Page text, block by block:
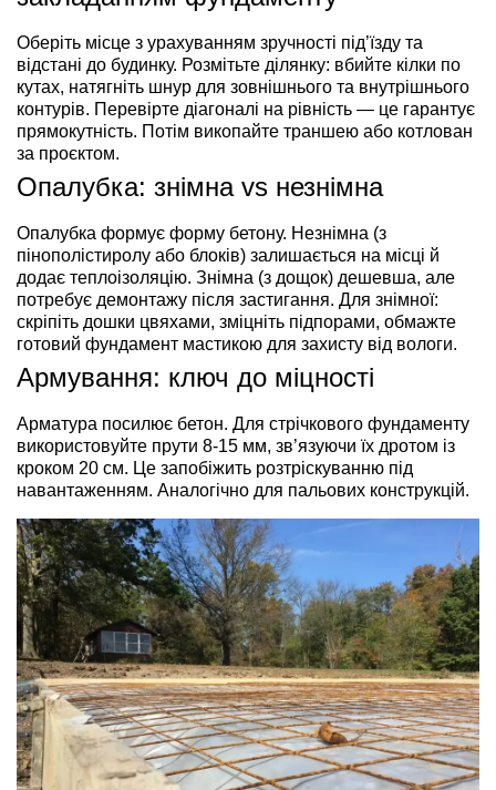
Оберіть місце з урахуванням зручності під’їзду та
відстані до будинку. Розмітьте ділянку: вбийте кілки по
кутах, натягніть шнур для зовнішнього та внутрішнього
контурів. Перевірте діагоналі на рівність — це гарантує
прямокутність. Потім викопайте траншею або котлован
за проєктом.
Опалубка: знімна vs незнімна
Опалубка формує форму бетону. Незнімна (з
пінополістиролу або блоків) залишається на місці й
додає теплоізоляцію. Знімна (з дощок) дешевша, але
потребує демонтажу після застигання. Для знімної:
скріпіть дошки цвяхами, зміцніть підпорами, обмажте
готовий фундамент мастикою для захисту від вологи.
Армування: ключ до міцності
Арматура посилює бетон. Для стрічкового фундаменту
використовуйте прути 8-15 мм, зв’язуючи їх дротом із
кроком 20 см. Це запобіжить розтріскуванню під
навантаженням. Аналогічно для пальових конструкцій.